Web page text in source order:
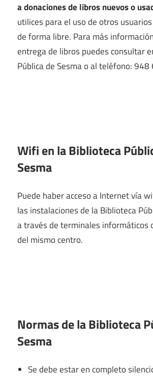
a donaciones de libros nuevos o
utilices para el uso de otros
de forma libre. Para más
entrega de libros puedes consultar
Pública de Sesma o al teléfono:
Wifi en laBiblioteca
Sesma
Puede haber acceso a Internet vía
las instalaciones de la Biblioteca
a través de terminales informáticos
del mismo centro.
Normas de la Biblioteca
Sesma
Se debe estar en completo